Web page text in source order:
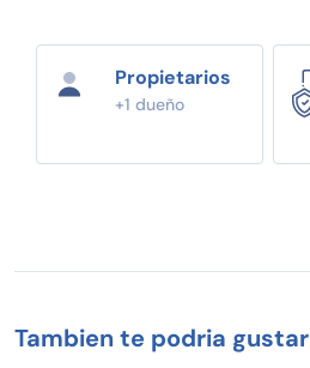
Propietarios
+1 dueño
Tambien te podria gustar